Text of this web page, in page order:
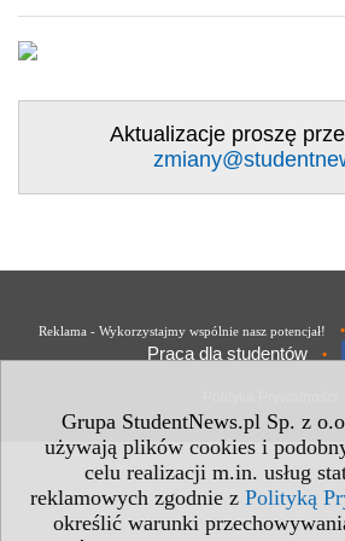
Grupa StudentNews.pl Sp. z
używają plików cookies i
celu realizacji m.in. usług
reklamowych zgodnie z Polityką
określić warunki
Aktualizacje proszę
Reklama - Wykorzystajmy wspólnie nasz potencjał! •
Praca dla studentów •